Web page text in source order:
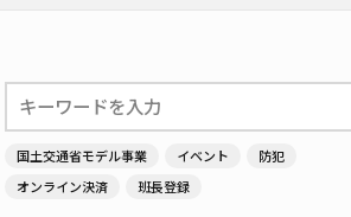
国土交通省モデル事業 イベント
防犯
オンライン決済
班長登録